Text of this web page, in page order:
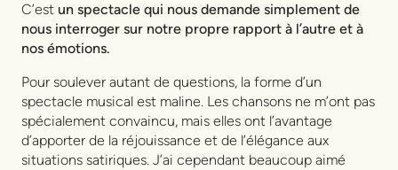
C’est un spectacle qui nous demande simplement de
nous interroger sur notre propre rapport à l’autre et à
nos émotions.
Pour soulever autant de questions, la forme d’un
spectacle musical est maline. Les chansons ne m’ont pas
spécialement convaincu, mais elles ont l’avantage
d’apporter de la réjouissance et de l’élégance aux
situations satiriques. J’ai cependant beaucoup aimé